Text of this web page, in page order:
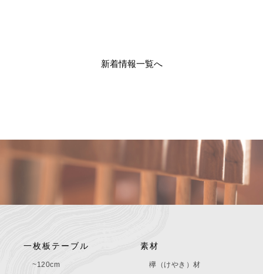
新着情報一覧へ
一枚板テーブル
~120cm
素材
欅（けやき）材